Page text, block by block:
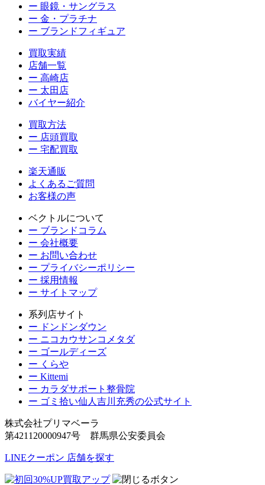
ー 眼鏡・サングラス
ー 金・プラチナ
ー ブランドフィギュア
買取実績
店舗一覧
ー 高崎店
ー 太田店
バイヤー紹介
買取方法
ー 店頭買取
ー 宅配買取
楽天通販
よくあるご質問
お客様の声
ベクトルについて
ー ブランドコラム
ー 会社概要
ー お問い合わせ
ー プライバシーポリシー
ー 採用情報
ー サイトマップ
系列店サイト
ー ドンドンダウン
ー ニコカウサンコメタダ
ー ゴールディーズ
ー くらや
ー Kittemi
ー カラダサポート整骨院
ー ゴミ拾い仙人吉川充秀の公式サイト
株式会社プリマベーラ
第421120000947号 群馬県公安委員会
LINEクーポン 店舗を探す